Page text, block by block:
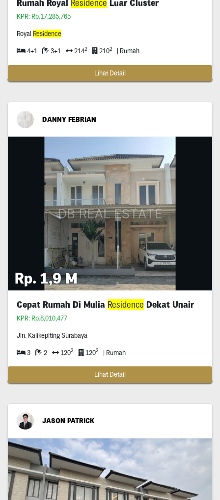
Rumah Royal Residence Luar Cluster
KPR: Rp.17,285,765
Royal Residence
4+1 3+1 2142 2102 | Rumah
Lihat Detail
DANNY FEBRIAN
Rp. 1,9 M
Cepat Rumah Di Mulia Residence Dekat Unair
KPR: Rp.8,010,477
Jln. Kalikepiting Surabaya
3 2 1202 1202 | Rumah
Lihat Detail
JASON PATRICK